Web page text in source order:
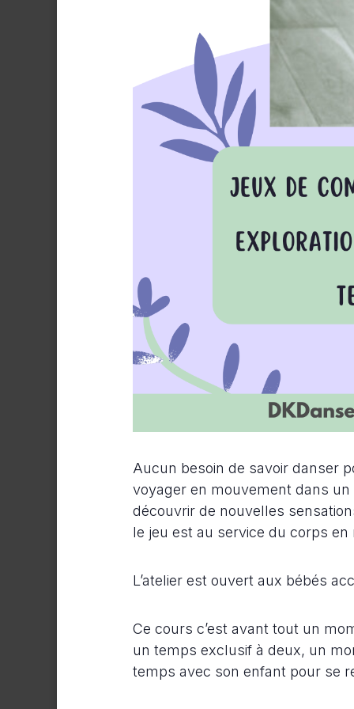
Aucun besoin de savoir danser
voyager en mouvement dans
découvrir de nouvelles
le jeu est au service du corps
L’atelier est ouvert aux bébés
Ce cours c’est avant tout un
un temps exclusif à deux, un
temps avec son enfant pour se